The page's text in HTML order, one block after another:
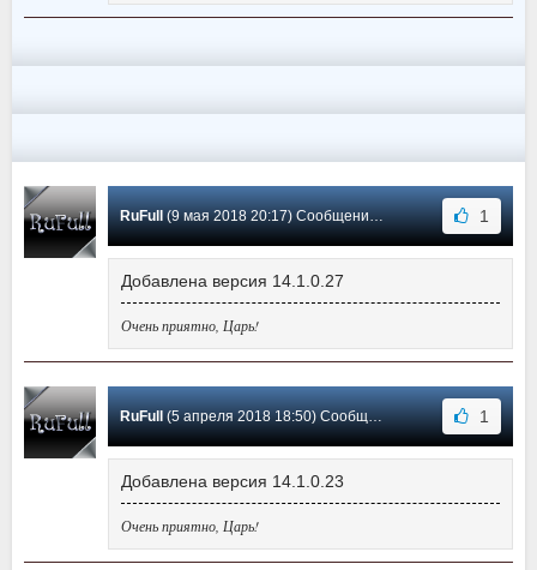
RuFull (9 мая 2018 20:17) Сообщение #1 1
Добавлена версия 14.1.0.27
Очень приятно, Царь!
RuFull (5 апреля 2018 18:50) Сообщение #0 1
Добавлена версия 14.1.0.23
Очень приятно, Царь!